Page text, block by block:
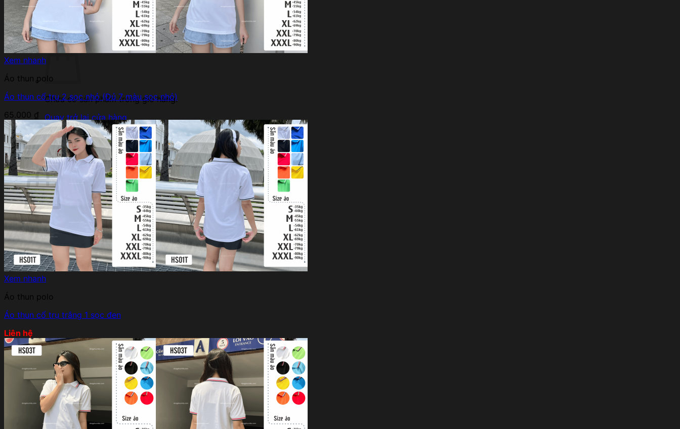
Bảng giá
Dự Án – Khách Hàng
Giỏ hàng /0₫ 0
Chưa có sản phẩm trong giỏ hàng.
Quay trở lại cửa hàng
0
Giỏ hàng
Chưa có sản phẩm trong giỏ hàng.
Quay trở lại cửa hàng
Xem nhanh
Áo thun polo
Áo thun cổ trụ 2 sọc nhỏ (Đủ 7 màu sọc nhỏ)
65.000 ₫
Xem nhanh
Áo thun polo
Áo thun cổ trụ trắng 1 sọc đen
Liên hệ